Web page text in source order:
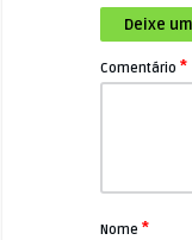
Deixe
Comentário *
Nome *